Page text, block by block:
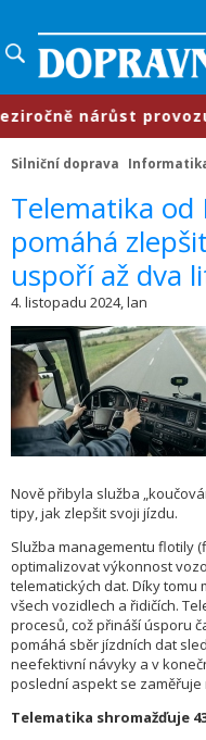
nárůst provozu o
Silniční doprava
Telematika od
pomáhá
uspoří až dva
4. listopadu 2024, lan
Nově přibyla služba
tipy, jak zlepšit svoji jízdu.
Služba managementu flotily
optimalizovat výkonnost
telematických dat. Díky tomu
všech vozidlech a řidičích.
procesů, což přináší úsporu
pomáhá sběr jízdních dat
neefektivní návyky a v
poslední aspekt se
Telematika shromažďuje